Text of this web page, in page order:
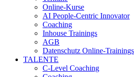
Online-Kurse
AI People-Centric Innovator
Coaching
Inhouse Trainings
AGB
Datenschutz Online-
TALENTE
C-Level Coaching